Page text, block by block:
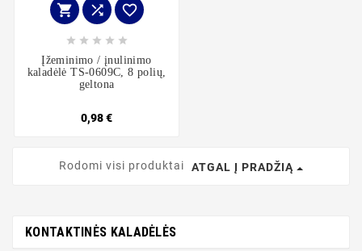
  
    
Įžeminimo / įnulinimo
kaladėlė TS-0609C, 8 polių,
geltona
0,98 €
Rodomi visi produktai ATGAL Į PRADŽIĄ
KONTAKTINĖS KALADĖLĖS